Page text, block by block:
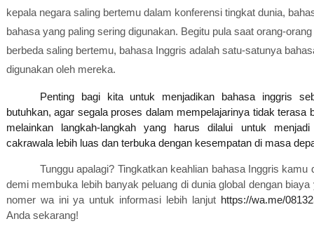
kepala negara saling bertemu dalam konferensi tingkat dunia,
bahasa yang paling sering digunakan. Begitu pula saat orang-
berbeda saling bertemu, bahasa Inggris adalah satu-satunya
digunakan oleh mereka.
Penting bagi kita untuk menjadikan bahasa inggris
butuhkan, agar segala proses dalam mempelajarinya tidak terasa
melainkan langkah-langkah yang harus dilalui untuk
cakrawala lebih luas dan terbuka dengan kesempatan di masa
Tunggu apalagi? Tingkatkan keahlian bahasa Inggris kamu
demi membuka lebih banyak peluang di dunia global dengan
nomer wa ini ya untuk informasi lebih lanjut https://wa.me/
Anda sekarang!